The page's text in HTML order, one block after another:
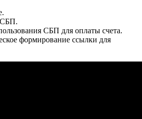
СБП.
СБП для оплаты счета.
формирование ссылки для